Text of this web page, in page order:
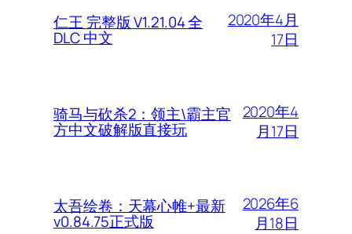
仁王 完整版 V1.21.04 全
DLC 中文
2020年4月
17日
骑马与砍杀2：领主\霸主官
方中文破解版直接玩
2020年4
月17日
太吾绘卷：天幕心帷+最新
v0.84.75正式版
2026年6
月18日